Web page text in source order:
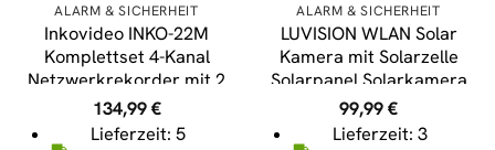
ALARM & SICHERHEIT
Inkovideo INKO-22M
Komplettset 4-Kanal
Netzwerkrekorder mit 2
x Full HD 3MP
Überwachungskameras
134,99€
Lieferzeit: 5
ALARM & SICHERHEIT
LUVISION WLAN Solar
Kamera mit Solarzelle
Solarpanel Solarkamera
Tuya App Alexa
kompatibel
99,99€
Lieferzeit: 3